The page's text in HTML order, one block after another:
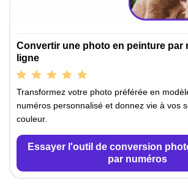
Convertir une photo en peinture par
ligne
Transformez votre photo préférée en
numéros personnalisé et donnez vie à vos
couleur.
Essayer l'outil de conversion
par numéros